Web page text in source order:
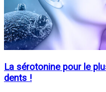
La sérotonine pour le
dents !